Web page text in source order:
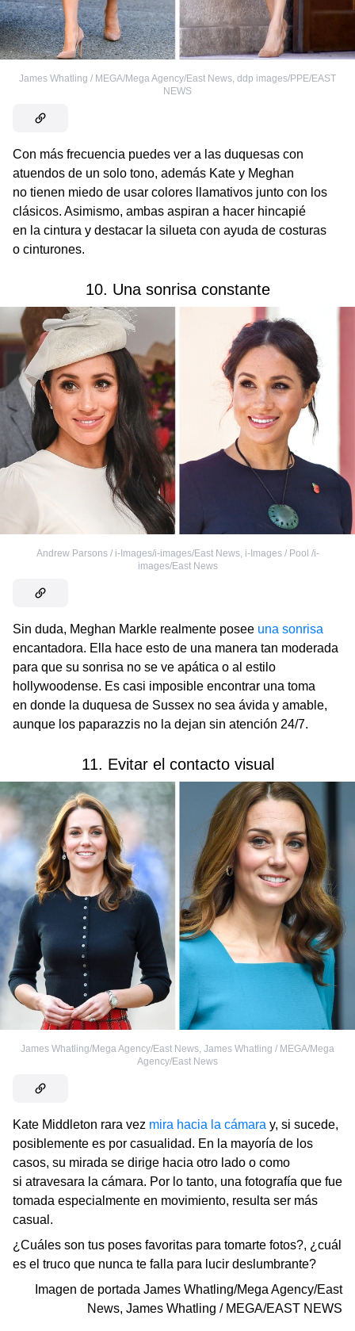
James Whatling / MEGA/Mega Agency/East News ddp images/PPE/EAST
NEWS
Con más frecuencia puedes ver a las duquesas con
atuendos de un solo tono, además Kate y Meghan
no tienen miedo de usar colores llamativos junto con los
clásicos. Asimismo, ambas aspiran a hacer hincapié
en la cintura y destacar la silueta con ayuda de costuras
o cinturones.
10. Una sonrisa constante
Andrew Parsons / i-Images/i-images/East News, i-Images / Pool /i-
images/East News
Sin duda, Meghan Markle realmente posee una sonrisa
encantadora. Ella hace esto de una manera tan moderada
para que su sonrisa no se ve apática o al estilo
hollywoodense. Es casi imposible encontrar una toma
en donde la duquesa de Sussex no sea ávida y amable,
aunque los paparazzis no la dejan sin atención 24/7.
11. Evitar el contacto visual
James Whatling/Mega Agency/East News, James Whatling / MEGA/Mega
Agency/East News
Kate Middleton rara vez mira hacia la cámara y, si sucede,
posiblemente es por casualidad. En la mayoría de los
casos, su mirada se dirige hacia otro lado o como
si atravesara la cámara. Por lo tanto, una fotografía que fue
tomada especialmente en movimiento, resulta ser más
casual.
¿Cuáles son tus poses favoritas para tomarte fotos?, ¿cuál
es el truco que nunca te falla para lucir deslumbrante?
Imagen de portada James Whatling/Mega Agency/East
News, James Whatling / MEGA/EAST NEWS